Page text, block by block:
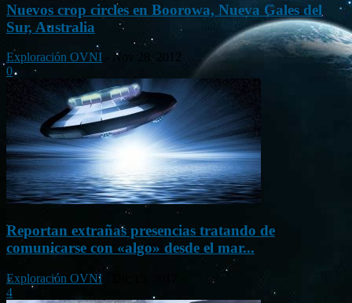
Nuevos crop circles en Boorowa, Nueva Gales del
Sur, Australia
Exploración OVNI
Nov 28, 2012
0
Reportan extrañas presencias tratando de
comunicarse con «algo» desde el mar...
Exploración OVNI
4